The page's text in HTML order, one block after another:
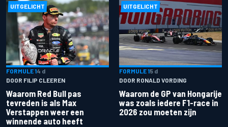
UITGELICHT
FORMULE 14 d
DOOR FILIP CLEEREN
Waarom Red Bull pas
tevreden is als Max
Verstappen weer een
winnende auto heeft
UITGELICHT
FORMULE 15 d
DOOR RONALD VORDING
Waarom de GP van Hongarije
was zoals iedere F1-race in
2026 zou moeten zijn